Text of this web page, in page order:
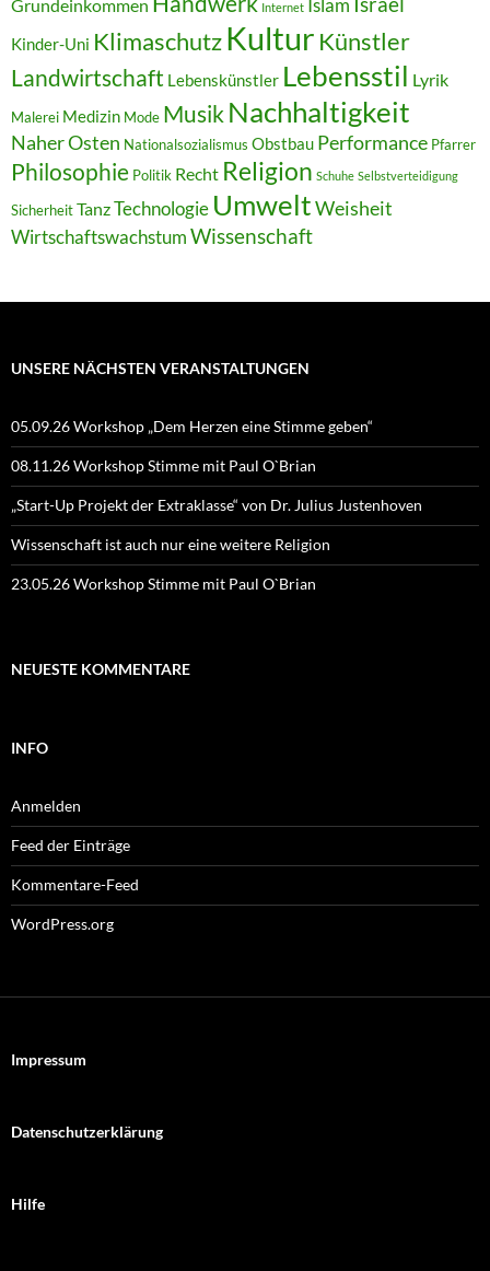
Grundeinkommen Internet Islam
Kinder-Uni KlimaschutzKultur Künstler
Landwirtschaft Lebenskünstler Lebensstil Lyrik
Malerei Medizin Mode MusikNachhaltigkeit
Naher Osten Nationalsozialismus Obstbau Performance Pfarrer
Philosophie Politik Recht Religion Schuhe Selbstverteidigung
SicherheitTanzTechnologie UmweltWeisheit
WirtschaftswachstumWissenschaft
UNSERE NÄCHSTEN VERANSTALTUNGEN
05.09.26 Workshop „Dem Herzen eine Stimme geben“
08.11.26 Workshop Stimme mit Paul O`Brian
„Start-Up Projekt der Extraklasse“ von Dr. Julius Justenhoven
Wissenschaft ist auch nur eine weitere Religion
23.05.26 Workshop Stimme mit Paul O`Brian
NEUESTE KOMMENTARE
INFO
Anmelden
Feed der Einträge
Kommentare-Feed
WordPress.org
Impressum
Datenschutzerklärung
Hilfe